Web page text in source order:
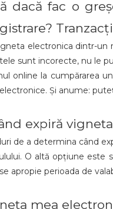
dacă fac o
electronica dintr-
sunt incorecte, nu le
online la cumpărarea
Și anume:
expiră
de a determina când
O altă opțiune este
apropie perioada de
mea